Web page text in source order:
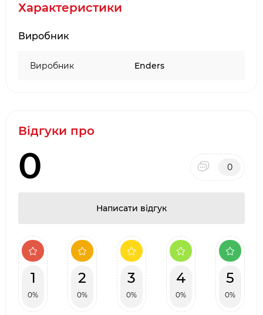
Характеристики
Виробник
Виробник Enders
Відгуки про
0 0
Написати відгук
1
0%
2
0%
3
0%
4
0%
5
0%